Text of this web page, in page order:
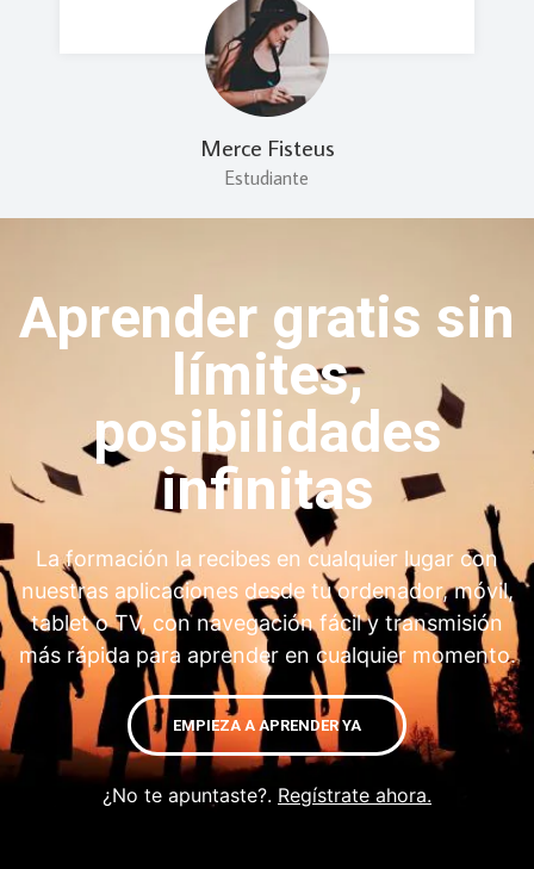
Merce Fisteus
Estudiante
Aprender gratis sin
límites,
posibilidades
infinitas
La formación la recibes en cualquier lugar con
nuestras aplicaciones desde tu ordenador, móvil,
tablet o TV, con navegación fácil y transmisión
más rápida para aprender en cualquier momento.
EMPIEZA A APRENDER YA
¿No te apuntaste?. Regístrate ahora.